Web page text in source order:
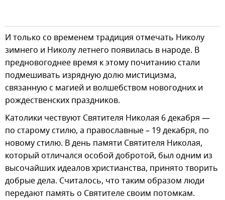
И только со временем традиция отмечать Николу
зимнего и Николу летнего появилась в народе. В
предновогоднее время к этому почитанию стали
подмешивать изрядную долю мистицизма,
связанную с магией и волшебством новогодних и
рождественских праздников.
Католики чествуют Святителя Николая 6 декабря —
по старому стилю, а православные – 19 декабря, по
новому стилю. В день памяти Святителя Николая,
который отличался особой добротой, был одним из
высочайших идеалов христианства, принято творить
добрые дела. Считалось, что таким образом люди
передают память о Святителе своим потомкам.